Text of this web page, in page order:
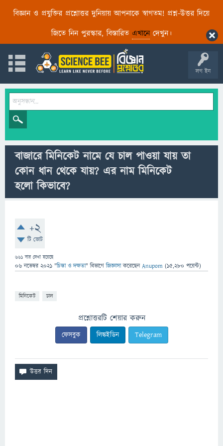
বিজ্ঞান ও প্রযুক্তির প্রশ্নোত্তর দুনিয়ায় আপনাকে স্বাগতম! প্রশ্ন-উত্তর দিয়ে
জিতে নিন পুরস্কার, বিস্তারিত এখানেদেখুন।
লগ ইন
বাজারে মিনিকেট নামে যে চাল পাওয়া যায় তা
কোন ধান থেকে যায়? এর নাম মিনিকেট
হলো কিভাবে?
+2
টি ভোট
661 বার দেখা হয়েছে
06 নভেম্বর 2021 "চিন্তা ও দক্ষতা" বিভাগে জিজ্ঞাসাকরেছেনAnupom (15,280 পয়েন্ট)
মিনিকেট চাল
প্রশ্নোত্তরটি শেয়ার করুন
ফেসবুক লিঙ্কইডিন Telegram